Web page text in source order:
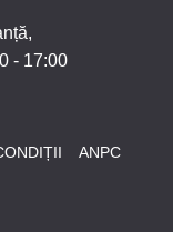
- 17:00
ANPC